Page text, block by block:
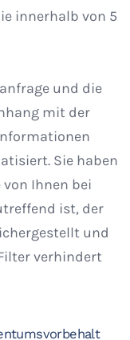
innerhalb von 5
und die
mit der
Sie haben
Ihnen bei
ist, der
und
verhindert